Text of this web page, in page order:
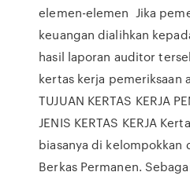
elemen-elemen Jika
keuangan dialihkan
hasil laporan auditor
kertas kerja pemeriksaan
TUJUAN KERTAS KERJA
JENIS KERTAS KERJA
biasanya di kelompokkan
Berkas Permanen.